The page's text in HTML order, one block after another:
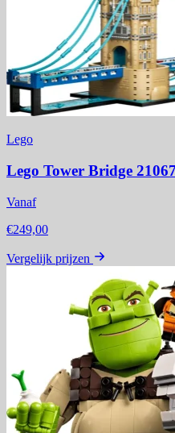
Lego
Lego Tower Bridge 21067
Vanaf
€249,00
Vergelijk prijzen